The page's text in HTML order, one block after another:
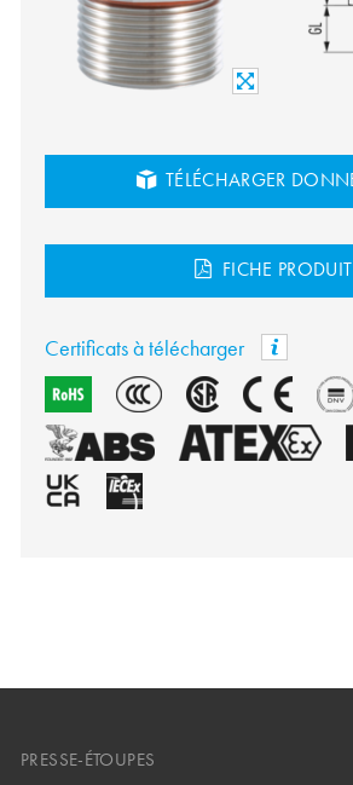
TÉLÉCHARGER
FICHE PRODUIT
Certificats à télécharger
PRESSE-ÉTOUPES